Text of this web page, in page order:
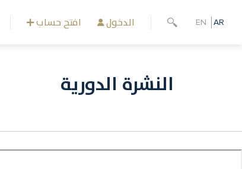
المحتوى
افتح حساب الدخول EN AR
النشرة الدورية